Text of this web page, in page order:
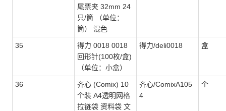
尾票夹 32mm 24
只/筒 （单位：
筒） 混色
35
得力 0018 0018
回形针(100枚/盒)
（单位：小盒）
得力/deli0018 盒
36
齐心 (Comix) 10
个装 A4透明网格
拉链袋 资料袋 文
齐心/ComixA105
4
个